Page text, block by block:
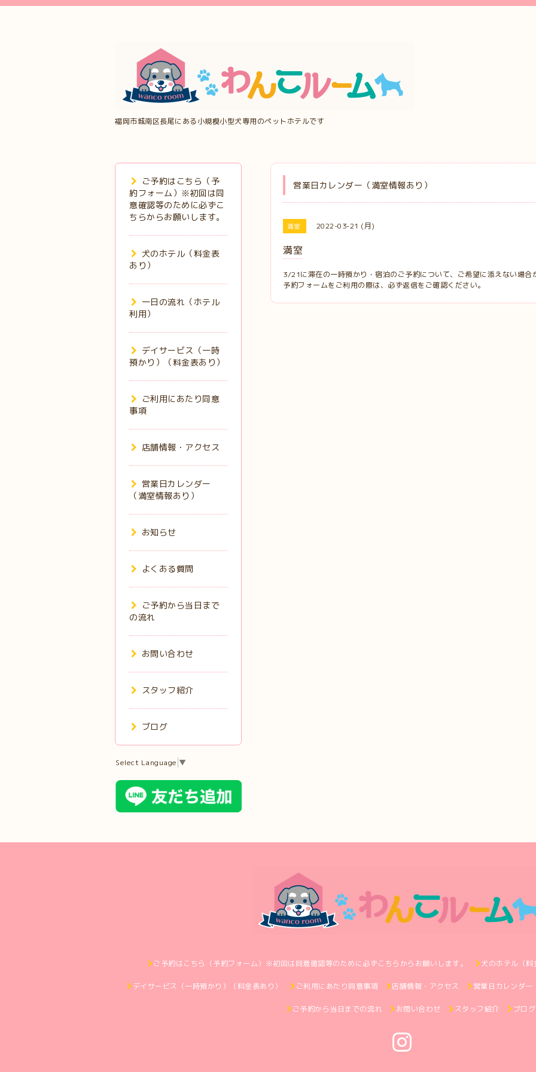
福岡市城南区長尾にある小規模小型犬専用のペットホテルです
営業日カレンダー（満室情報あり）
満室 2022-03-21 (月)
満室
3/21に滞在の一時預かり・宿泊のご予約について、ご希望に添えない場合
予約フォームをご利用の際は、必ず返信をご確認ください。
ご予約はこちら（予
約フォーム）※初回は同
意確認等のために必ずこ
ちらからお願いします。
犬のホテル（料金表
あり）
一日の流れ（ホテル
利用）
デイサービス（一時
預かり）（料金表あり）
ご利用にあたり同意
事項
店舗情報・アクセス
営業日カレンダー
（満室情報あり）
お知らせ
よくある質問
ご予約から当日まで
の流れ
お問い合わせ
スタッフ紹介
ブログ
Select Language ▼
ご予約はこちら（予約フォーム）※初回は同意確認等のために必ずこちらからお願いします。 犬のホテル（料
デイサービス（一時預かり）（料金表あり） ご利用にあたり同意事項 店舗情報・アクセス 営業日カレンダー
ご予約から当日までの流れ お問い合わせ スタッフ紹介 ブログ